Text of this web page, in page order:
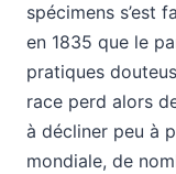
spécimens s’est
en 1835 que le
pratiques
race perd alors
à décliner peu à
mondiale, de